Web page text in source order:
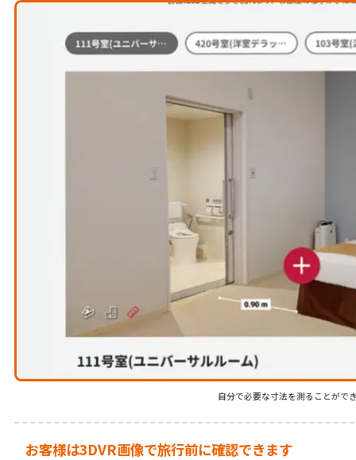
自分で必要な寸法を測ることがで
お客様は3DVR画像で旅行前に確認できます